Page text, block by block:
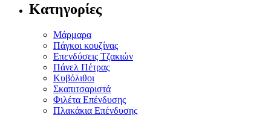
Κατηγορίες
Μάρμαρα
Πάγκοι κουζίνας
Επενδύσεις Τζακιών
Πάνελ Πέτρας
Κυβόλιθοι
Σκαπιτσαριστά
Φιλέτα Επένδυσης
Πλακάκια Επένδυσης